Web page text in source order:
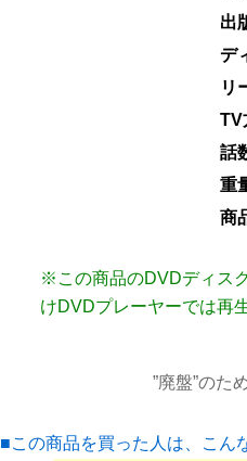
出
デ
リ
TV
話
重
商
※この商品のDVDディス
けDVDプレーヤーでは再
”廃盤”のた
■この商品を買った人は、こん